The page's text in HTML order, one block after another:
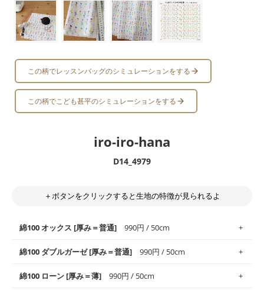
この柄でレッスンバッグのシミュレーションをする
この柄でこども甚平のシミュレーションをする
iro-iro-hana
D14_4979
＋ボタンをクリックすると生地の特徴が見られるよ
綿100 オックス [厚み＝普通] 990円 / 50cm
使いやすさNo.1！しなやかさと適度な張りを併せ持ち、通気性の
高さがオックス生地の特徴です。当サイトのオックス生地は、
綿100 ダブルガーゼ [厚み＝普通] 990円 / 50cm
綿100 ローン [厚み＝薄] 990円 / 50cm